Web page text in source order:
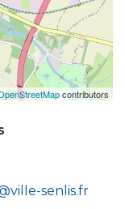
contributors
senlis.fr